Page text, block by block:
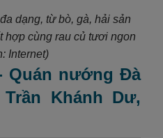
dạng, từ bò, gà, hải sản
hợp cùng rau củ tươi ngon
Internet)
Quán nướng Đà
Khánh Dư,